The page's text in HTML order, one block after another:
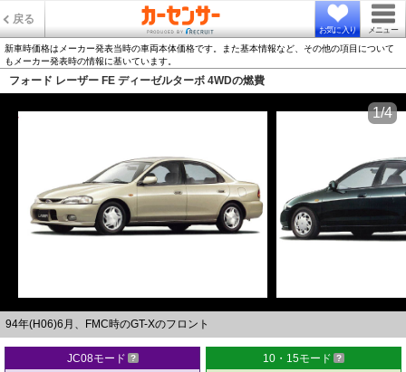
戻る
お気に入り メニュー
新車時価格はメーカー発表当時の車両本体価格です。また基本情報など、その他の項目について
もメーカー発表時の情報に基いています。
フォード レーザー FE ディーゼルターボ 4WDの燃費
94年(H06)6月、FMC時のGT-Xのフロント
1/4
JC08モード 10・15モード